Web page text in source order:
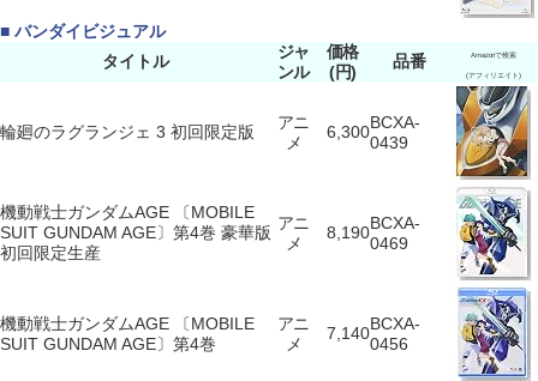
■ バンダイビジュアル
タイトル
ジャ
ンル
価格
(円)
品番 Amazonで検索
(アフィリエイト)
輪廻のラグランジェ 3 初回限定版
アニ
メ
6,300BCXA-
0439
機動戦士ガンダムAGE 〔MOBILE
SUIT GUNDAM AGE〕第4巻 豪華版
初回限定生産
アニ
メ
8,190BCXA-
0469
機動戦士ガンダムAGE 〔MOBILE
SUIT GUNDAM AGE〕第4巻
アニ
メ
7,140BCXA-
0456